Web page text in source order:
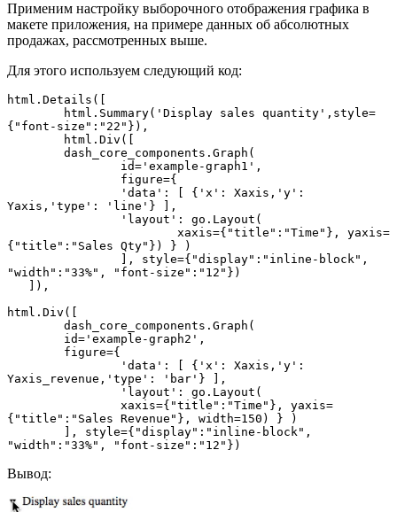
Применим настройку выборочного отображения графика в
макете приложения, на примере данных об абсолютных
продажах, рассмотренных выше.
Для этого используем следующий код:
html.Details([
{"font-size":"22"}),
Yaxis,'type': 'line'} ],
{"title":"Sales Qty"}) } )
"width":"33%", "font-size":"12"})
html.Div([
Yaxis_revenue,'type': 'bar'} ],
{"title":"Sales Revenue"}, width=150) } )
"width":"33%", "font-size":"12"})
Вывод: